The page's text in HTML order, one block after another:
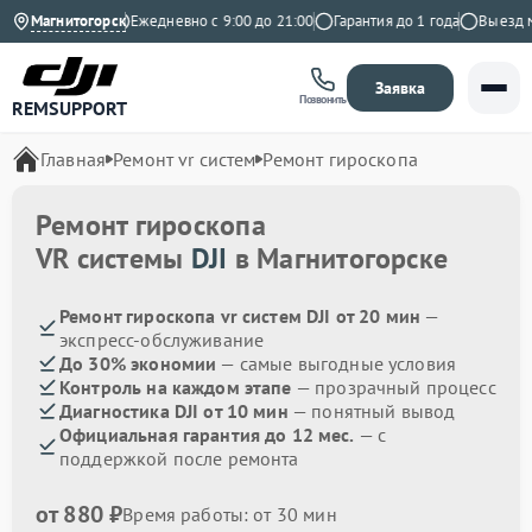
Магнитогорск
на Яндекс Ежедневно с 9:00 до 21:00 Гарантия до 1 года Выезд
REMSUPPORT Позвонить
Заявка
Главная Ремонт vr систем Ремонт гироскопа
Ремонт гироскопа
VR системы DJI в Магнитогорске
Ремонт гироскопа vr систем DJI от 20 мин —
экспресс-обслуживание
До 30% экономии — самые выгодные условия
Контроль на каждом этапе — прозрачный процесс
Диагностика DJI от 10 мин — понятный вывод
Официальная гарантия до 12 мес. — с
поддержкой после ремонта
от 880 ₽Время работы: от 30 мин